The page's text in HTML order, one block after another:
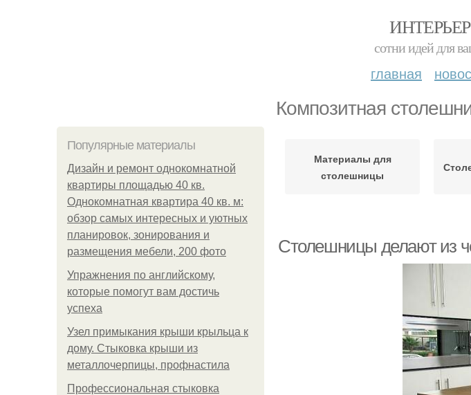
сотни идей для
главная
Композитная
Популярные материалы
Дизайн и ремонт однокомнатной
квартиры площадью 40 кв.
Однокомнатная квартира 40 кв. м:
обзор самых интересных и уютных
планировок, зонирования и
размещения мебели, 200 фото
Упражнения по английскому,
которые помогут вам достичь
успеха
Узел примыкания крыши крыльца к
дому. Стыковка крыши из
металлочерпицы, профнастила
Профессиональная стыковка
Материалы для
столешницы
Столешницы делают из